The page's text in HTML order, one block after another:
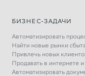
БИЗНЕС-ЗАДАЧИ
Автоматизировать
Найти новые рынки
Привлечь новых
Продавать в интернете
Автоматизировать